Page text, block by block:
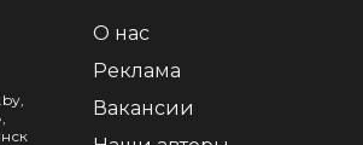
О нас
Реклама
Вакансии